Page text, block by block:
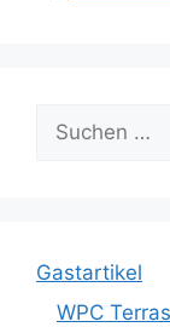
nach:
Gastartikel
WPC